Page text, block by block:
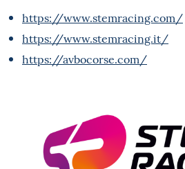
https://www.stemracing.com/
https://www.stemracing.it/
https://avbocorse.com/